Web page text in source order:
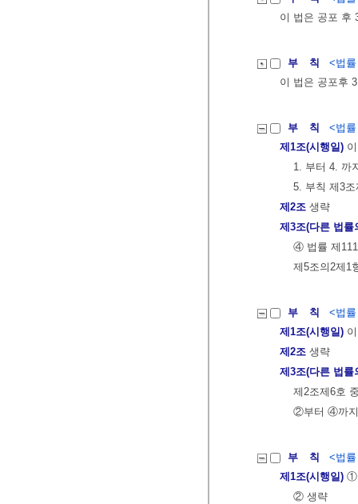
이 법은 공포 후
부 칙
<법
이 법은 공포후
부 칙
<법
제1조(시행일)
1. 부터 4. 까
5. 부칙 제3
제2조 생략
제3조(다른 법률
④ 법률 제
제5조의2제1
부 칙
<법
제1조(시행일)
제2조 생략
제3조(다른 법률
제2조제6호
②부터 ④까
부 칙
<법
제1조(시행일) ①
② 생략